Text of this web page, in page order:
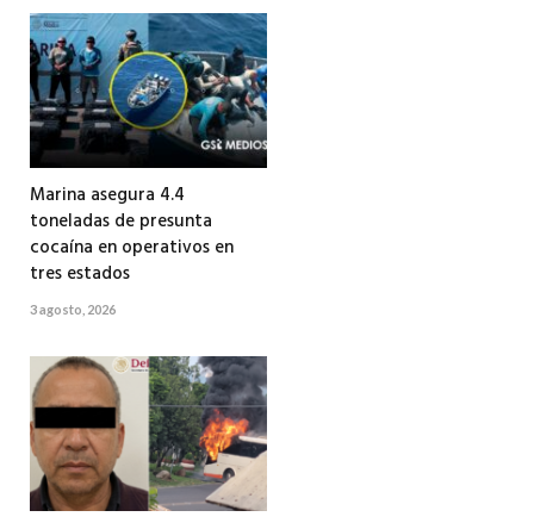
Marina asegura 4.4
toneladas de presunta
cocaína en operativos en
tres estados
3 agosto, 2026